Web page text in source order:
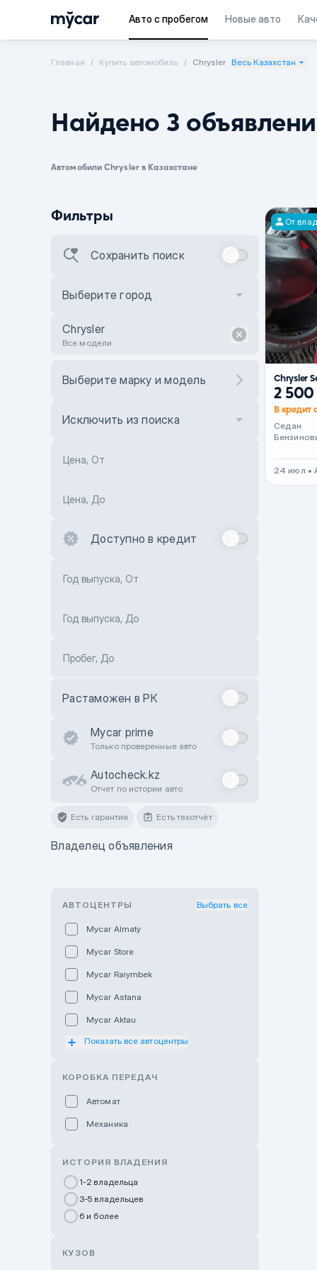
Авто с пробегом Новые авто
Главная Купить автомобиль Chrysler Весь Казахстан
Найдено 3
Автомобили Chrysler в Казахстане
Фильтры
Сохранить поиск
Выберите город
Chrysler
Все модели
Выберите марку и модель
Исключить из поиска
Цена, От
Цена, До
Доступно в кредит
Год выпуска, От
Год выпуска, До
Пробег, До
Растаможен в РК
Mycar prime
Только проверенные авто
Autocheck.kz
Отчет по истории авто
Есть гарантия Есть техотчёт
Владелец объявления
АВТОЦЕНТРЫ Выбрать все
Mycar Almaty
Mycar Store
Mycar Raiymbek
Mycar Astana
Mycar Aktau
Mycar Uralsk
GWM Nurly Zhol
Chery Astana
Показать все автоцентры
КОРОБКА ПЕРЕДАЧ
Автомат
Механика
ИСТОРИЯ ВЛАДЕНИЯ
1-2 владельца
3-5 владельцев
6 и более
КУЗОВ
От
Chrysler
2
В кредит
Седан
24 июл •